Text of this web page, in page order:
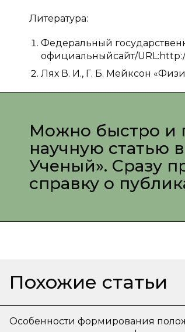
Литература:
Федеральный
официальныйсайт/
Лях В. И., Г. Б. Мейксон
Можно быстро и
научную статью
Ученый». Сразу
справку о
Похожие статьи
Особенности формирования